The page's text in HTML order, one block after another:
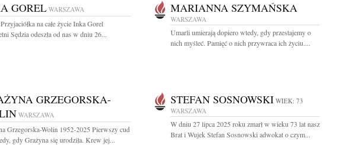
GORELWARSZAWA
na całe życie Inka Gorel
Sędzia odeszła od nas w dniu 26...
MARIANNA SZYMAŃSKA
WARSZAWA
Umarli umierają dopiero wtedy, gdy przestajemy o
nich myśleć. Pamięć o nich przywraca ich życiu....
GRZEGORSKA-
WARSZAWA
Grzegorska-Wolin 1952-2025 Pierwszy cud
gdy Grażyna się urodziła. Krew jej...
STEFAN SOSNOWSKI WIEK: 73
WARSZAWA
W dniu 27 lipca 2025 roku zmarł w wieku 73 lat nasz
Brat i Wujek Stefan Sosnowski adwokat o czym...